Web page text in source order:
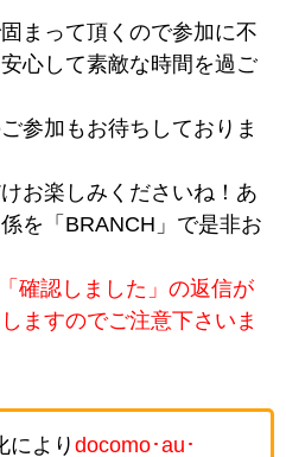
まって頂くので参加に不
心して素敵な時間を過ご
参加もお待ちしておりま
お楽しみくださいね！あ
を「BRANCH」で是非お
確認しました」の返信が
ますのでご注意下さいま
により docomo･au･